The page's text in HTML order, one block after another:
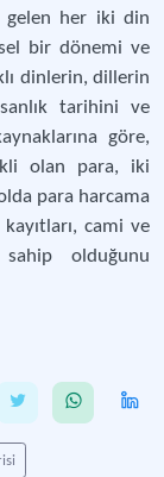
gelen her iki din
bir dönemi ve
dinlerin, dillerin
tarihini ve
göre,
olan para, iki
para harcama
cami ve
olduğunu